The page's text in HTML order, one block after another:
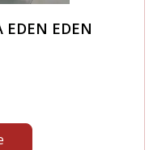
EDEN